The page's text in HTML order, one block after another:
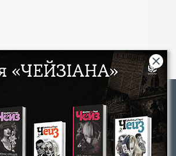
Богдан»:
529